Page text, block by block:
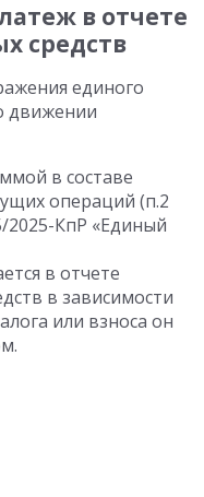
в отчете
средств
единого
движении
в составе
операций (п.2
КпР «Единый
в отчете
в зависимости
или взноса он